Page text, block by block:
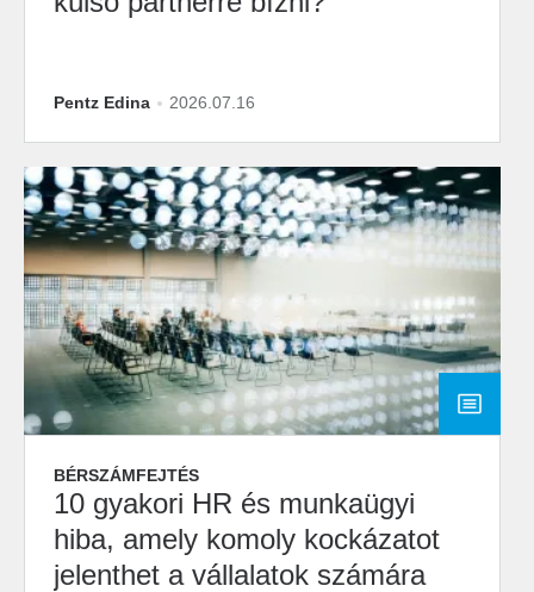
Pentz Edina 2026.07.16
BÉRSZÁMFEJTÉS
10 gyakori HR és munkaügyi
hiba, amely komoly kockázatot
jelenthet a vállalatok számára